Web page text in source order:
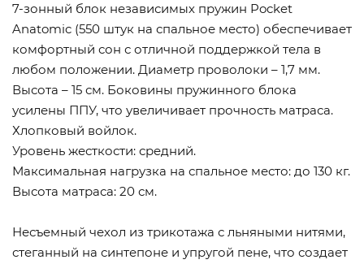
7-зонный блок независимых пружин Pocket
Anatomic (550 штук на спальное место) обеспечивает
комфортный сон с отличной поддержкой тела в
любом положении. Диаметр проволоки – 1,7 мм.
Высота – 15 см. Боковины пружинного блока
усилены ППУ, что увеличивает прочность матраса.
Хлопковый войлок.
Уровень жесткости: средний.
Максимальная нагрузка на спальное место: до 130 кг.
Высота матраса: 20 см.
Несъемный чехол из трикотажа с льняными нитями,
стеганный на синтепоне и упругой пене, что создает